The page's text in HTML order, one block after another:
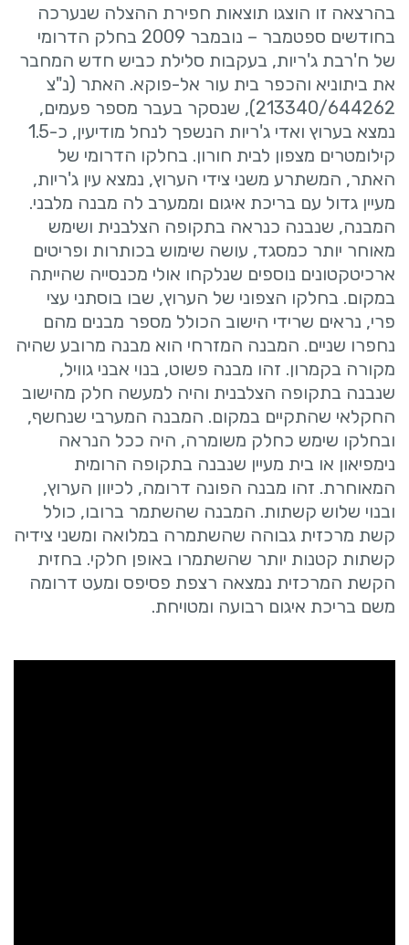
בהרצאה זו הוצגו תוצאות חפירת ההצלה שנערכה
בחודשים ספטמבר – נובמבר 2009 בחלק הדרומי
של ח'רבת ג'ריות, בעקבות סלילת כביש חדש המחבר
את ביתוניא והכפר בית עור אל-פוקא. האתר (נ"צ
213340/644262), שנסקר בעבר מספר פעמים,
נמצא בערוץ ואדי ג'ריות הנשפך לנחל מודיעין, כ-1.5
קילומטרים מצפון לבית חורון. בחלקו הדרומי של
האתר, המשתרע משני צידי הערוץ, נמצא עין ג'ריות,
מעיין גדול עם בריכת איגום וממערב לה מבנה מלבני.
המבנה, שנבנה כנראה בתקופה הצלבנית ושימש
מאוחר יותר כמסגד, עושה שימוש בכותרות ופריטים
ארכיטקטונים נוספים שנלקחו אולי מכנסייה שהייתה
במקום. בחלקו הצפוני של הערוץ, שבו בוסתני עצי
פרי, נראים שרידי הישוב הכולל מספר מבנים מהם
נחפרו שניים. המבנה המזרחי הוא מבנה מרובע שהיה
מקורה בקמרון. זהו מבנה פשוט, בנוי אבני גוויל,
שנבנה בתקופה הצלבנית והיה למעשה חלק מהישוב
החקלאי שהתקיים במקום. המבנה המערבי שנחשף,
ובחלקו שימש כחלק משומרה, היה ככל הנראה
נימפיאון או בית מעיין שנבנה בתקופה הרומית
המאוחרת. זהו מבנה הפונה דרומה, לכיוון הערוץ,
ובנוי שלוש קשתות. המבנה שהשתמר ברובו, כולל
קשת מרכזית גבוהה שהשתמרה במלואה ומשני צידיה
קשתות קטנות יותר שהשתמרו באופן חלקי. בחזית
הקשת המרכזית נמצאה רצפת פסיפס ומעט דרומה
משם בריכת איגום רבועה ומטויחת.